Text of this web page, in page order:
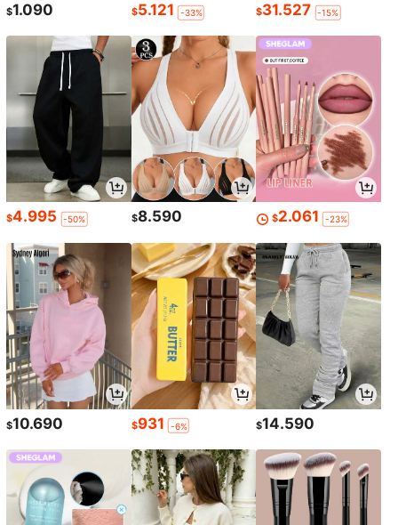
$1.090 $5.121 -33% $31.527 -15%
$4.995 -50% $8.590 $2.061 -23%
$10.690 $931 -6% $14.590